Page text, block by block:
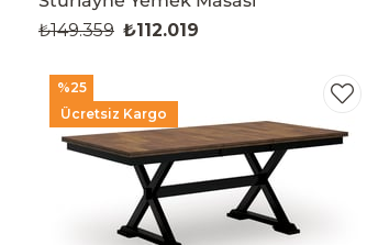
₺112.019
₺149.359
Ücretsiz Kargo
%25